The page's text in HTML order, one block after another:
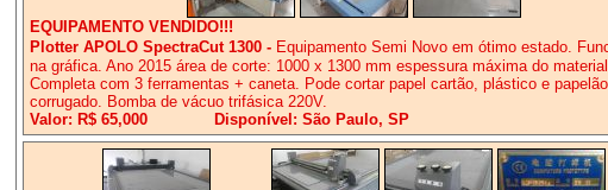
EQUIPAMENTO VENDIDO!!!
Plotter APOLO SpectraCut 1300 - Equipamento Semi Novo em ótimo estado.
na gráfica. Ano 2015 área de corte: 1000 x 1300 mm espessura máxima do
Completa com 3 ferramentas + caneta. Pode cortar papel cartão, plástico e papelão
corrugado. Bomba de vácuo trifásica 220V.
Valor: R$ 65,000
Disponível: São Paulo, SP